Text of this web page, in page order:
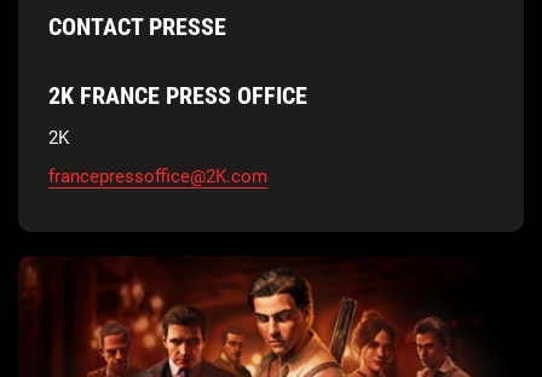
CONTACT PRESSE
2K FRANCE PRESS OFFICE
2K
francepressoffice@2K.com